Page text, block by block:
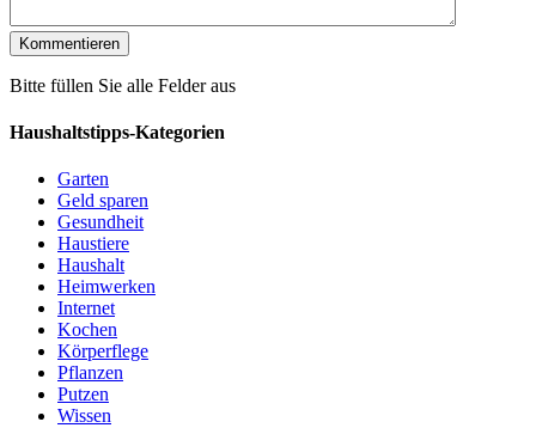
Bitte füllen Sie alle Felder aus
Haushaltstipps-Kategorien
Garten
Geld sparen
Gesundheit
Haustiere
Haushalt
Heimwerken
Internet
Kochen
Körperflege
Pflanzen
Putzen
Wissen